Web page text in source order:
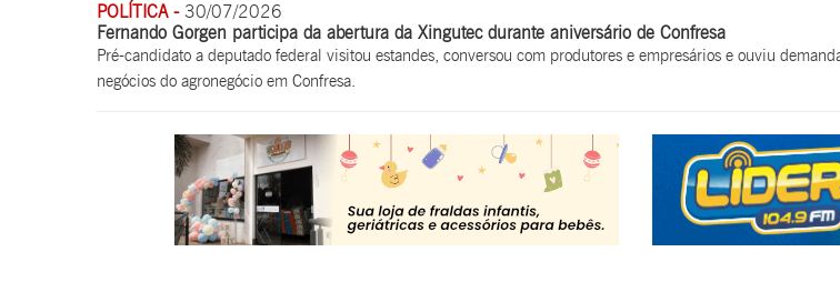
POLÍTICA -30/07/2026
Fernando Gorgen participa da abertura da Xingutec durante aniversário de Confresa
Pré-candidato a deputado federal visitou estandes, conversou com produtores e empresários e ouviu
negócios do agronegócio em Confresa.